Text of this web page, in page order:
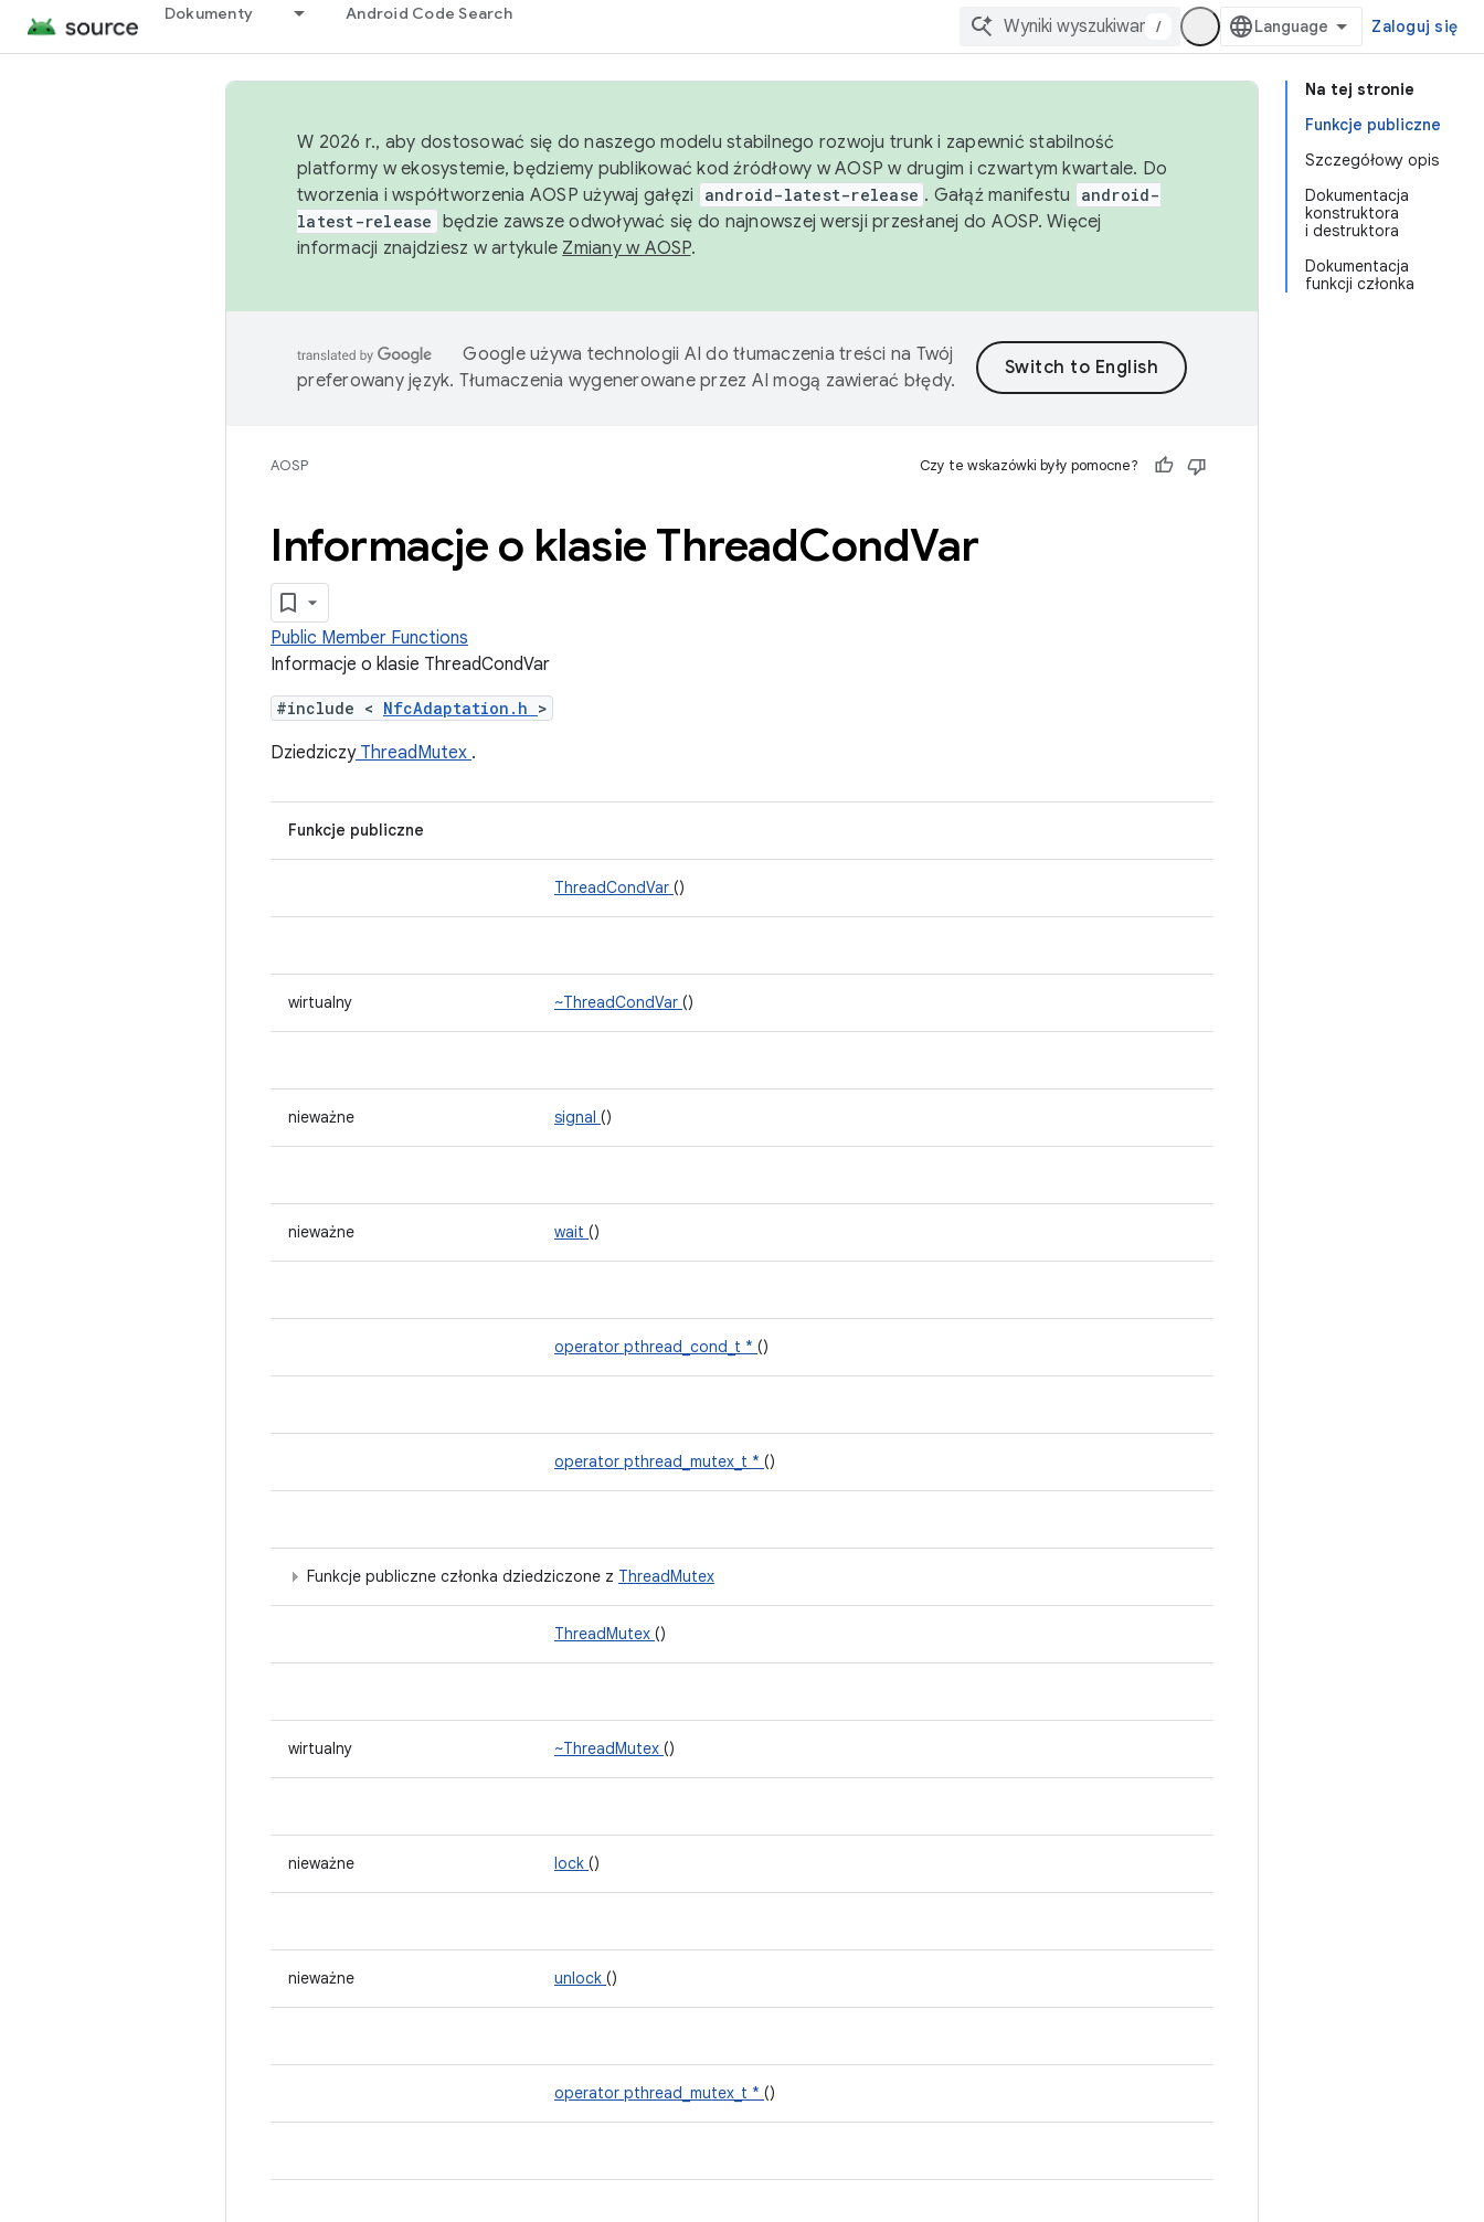
Dokumenty Android Code Search
/ Zaloguj się
Na tej stronie
Funkcje publiczne
Szczegółowy opis
Dokumentacja
konstruktora
i destruktora
Dokumentacja
funkcji członka
W 2026 r., aby dostosować się do naszego modelu stabilnego rozwoju trunk i zapewnić stabilność
platformy w ekosystemie, będziemy publikować kod źródłowy w AOSP w drugim i czwartym kwartale. Do
tworzenia i współtworzenia AOSP używaj gałęzi
android-latest-release . Gałąź manifestu
android-
latest-release będzie zawsze odwoływać się do najnowszej wersji przesłanej do AOSP. Więcej
informacji znajdziesz w artykule Zmiany w AOSP.
Google używa technologii AI do tłumaczenia treści na Twój
preferowany język. Tłumaczenia wygenerowane przez AI mogą zawierać błędy.
AOSP Czy te wskazówki były pomocne?
Informacje o klasie ThreadCondVar
Public Member Functions
Informacje o klasie ThreadCondVar
#include < NfcAdaptation.h >
DziedziczyThreadMutex .
Funkcje publiczne
ThreadCondVar ()
wirtualny ~ThreadCondVar ()
nieważne signal ()
nieważne wait ()
operator pthread_cond_t * ()
operator pthread_mutex_t * ()
Funkcje publiczne członka dziedziczone z ThreadMutex
ThreadMutex ()
wirtualny ~ThreadMutex ()
nieważne lock ()
nieważne unlock ()
operator pthread_mutex_t * ()